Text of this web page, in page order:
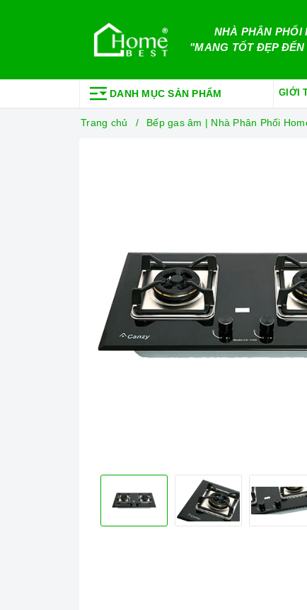
NHÀ PHÂN PHỐI
"MANG TỐT ĐẸP
DANH MỤC SẢN PHẨM GIỚI
Trang chủ Bếp gas âm | Nhà Phân Phối